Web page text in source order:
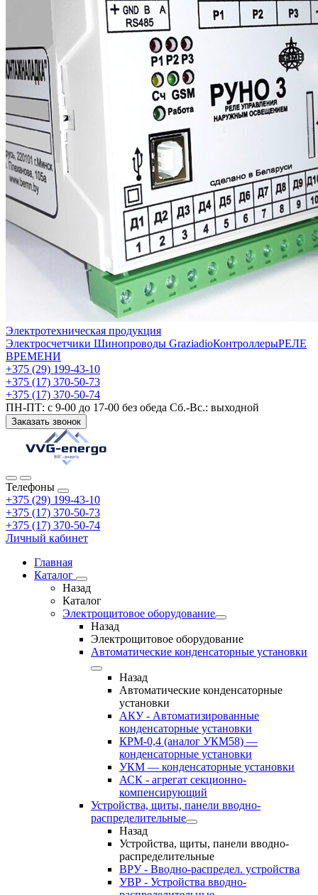
Электротехническая продукция
Электросчетчики Шинопроводы GraziadioКонтроллерыРЕЛЕ
ВРЕМЕНИ
+375 (29) 199-43-10
+375 (17) 370-50-73
+375 (17) 370-50-74
ПН-ПТ: с 9-00 до 17-00 без обеда Сб.-Вс.: выходной
Заказать звонок
Телефоны
+375 (29) 199-43-10
+375 (17) 370-50-73
+375 (17) 370-50-74
Личный кабинет
Главная
Каталог
Назад
Каталог
Электрощитовое оборудование
Назад
Электрощитовое оборудование
Автоматические конденсаторные установки
Назад
Автоматические конденсаторные
установки
АКУ - Автоматизированные
конденсаторные установки
КРМ-0,4 (аналог УКМ58) —
конденсаторные установки
УКМ — конденсаторные установки
АСК - агрегат секционно-
компенсирующий
Устройства, щиты, панели вводно-
распределительные
Назад
Устройства, щиты, панели вводно-
распределительные
ВРУ - Вводно-распредел. устройства
УВР - Устройства вводно-